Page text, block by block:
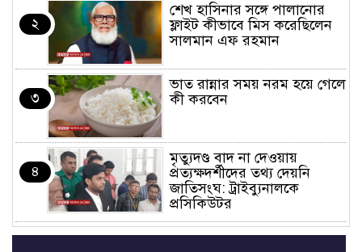
২
শেখ হাসিনার সঙ্গে পালানোর
ফ্লাইট কীভাবে মিস করেছিলেন
সালমান এফ রহমান
৩
ভাত রান্নার সময় নরম হয়ে গেলে
কী করবেন
৪
মৃত্যুদণ্ড বাদ না দেওয়ায়
প্রত্যক্ষদর্শীদের তথ্য দেয়নি
জাতিসংঘ: ট্রাইব্যুনালকে
প্রসিকিউটর
তাড়াইলে রাউতি মানবসেবা